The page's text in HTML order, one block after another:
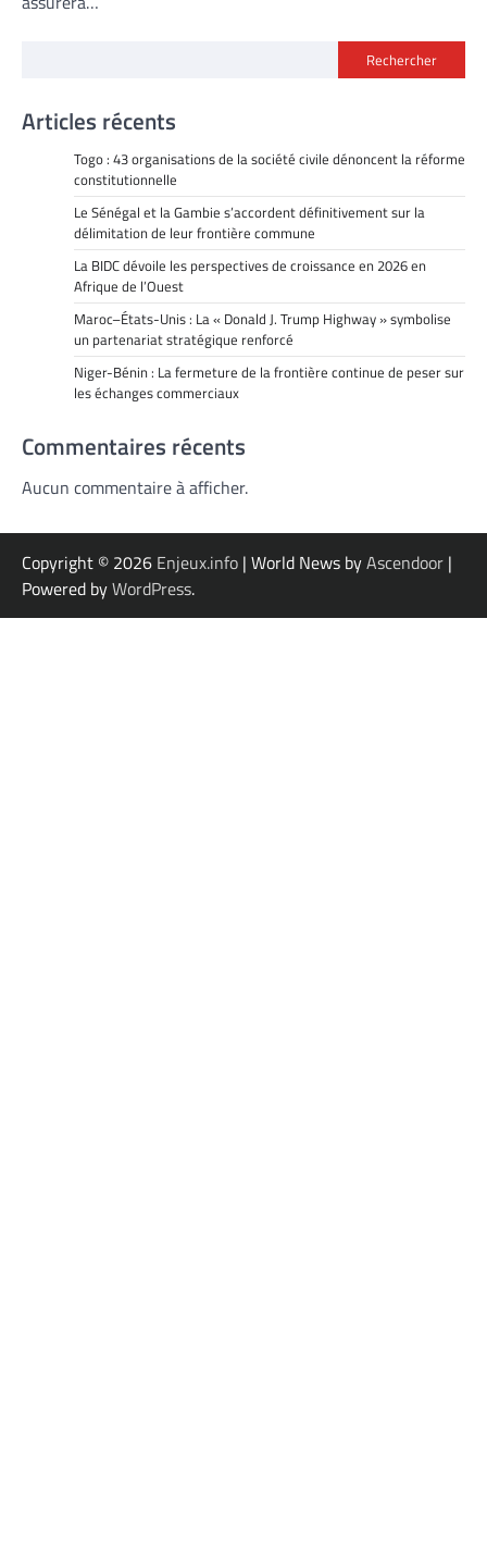
Rechercher
Articles récents
Togo : 43 organisations de la société civile dénoncent la réforme
constitutionnelle
Le Sénégal et la Gambie s’accordent définitivement sur la
délimitation de leur frontière commune
La BIDC dévoile les perspectives de croissance en 2026 en
Afrique de l’Ouest
Maroc–États-Unis : La « Donald J. Trump Highway » symbolise
un partenariat stratégique renforcé
Niger-Bénin : La fermeture de la frontière continue de peser sur
les échanges commerciaux
Commentaires récents
Aucun commentaire à afficher.
Copyright © 2026 Enjeux.info | World News byAscendoor |
Powered byWordPress.